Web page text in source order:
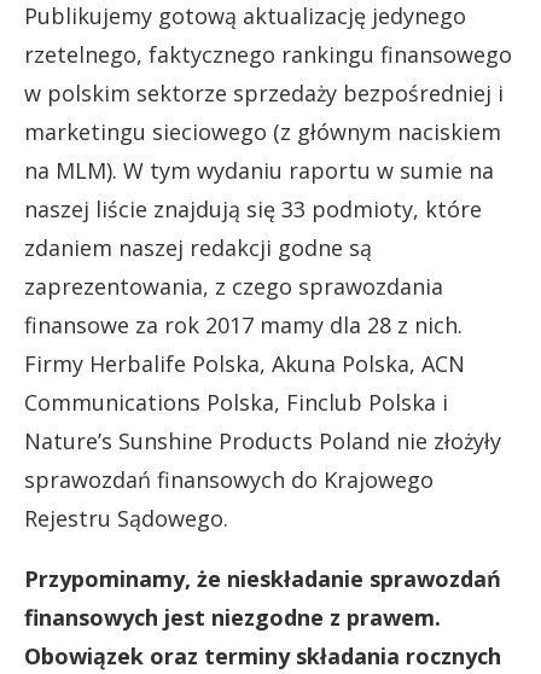
Publikujemy gotową aktualizację jedynego
rzetelnego, faktycznego rankingu finansowego
w polskim sektorze sprzedaży bezpośredniej i
marketingu sieciowego (z głównym naciskiem
na MLM). W tym wydaniu raportu w sumie na
naszej liście znajdują się 33 podmioty, które
zdaniem naszej redakcji godne są
zaprezentowania, z czego sprawozdania
finansowe za rok 2017 mamy dla 28 z nich.
Firmy Herbalife Polska, Akuna Polska, ACN
Communications Polska, Finclub Polska i
Nature’s Sunshine Products Poland nie złożyły
sprawozdań finansowych do Krajowego
Rejestru Sądowego.
Przypominamy, że nieskładanie sprawozdań
finansowych jest niezgodne z prawem.
Obowiązek oraz terminy składania rocznych